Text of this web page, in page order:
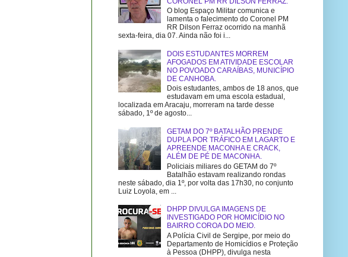
O blog Espaço Militar comunica e
lamenta o falecimento do Coronel PM
RR Dilson Ferraz ocorrido na manhã
sexta-feira, dia 07. Ainda não foi i...
DOIS ESTUDANTES MORREM
AFOGADOS EM ATIVIDADE ESCOLAR
NO POVOADO CARAÍBAS, MUNICÍPIO
DE CANHOBA.
Dois estudantes, ambos de 18 anos, que
estudavam em uma escola estadual,
localizada em Aracaju, morreram na tarde desse
sábado, 1º de agosto...
GETAM DO 7º BATALHÃO PRENDE
DUPLA POR TRÁFICO EM LAGARTO E
APREENDE MACONHA E CRACK,
ALÉM DE PÉ DE MACONHA.
Policiais miliares do GETAM do 7º
Batalhão estavam realizando rondas
neste sábado, dia 1º, por volta das 17h30, no conjunto
Luiz Loyola, em ...
DHPP DIVULGA IMAGENS DE
INVESTIGADO POR HOMICÍDIO NO
BAIRRO COROA DO MEIO.
A Polícia Civil de Sergipe, por meio do
Departamento de Homicídios e Proteção
à Pessoa (DHPP), divulga nesta